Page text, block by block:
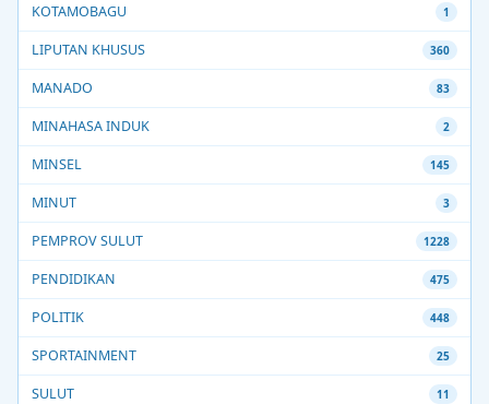
KOTAMOBAGU 1
LIPUTAN KHUSUS 360
MANADO 83
MINAHASA INDUK 2
MINSEL 145
MINUT 3
PEMPROV SULUT 1228
PENDIDIKAN 475
POLITIK 448
SPORTAINMENT 25
SULUT 11